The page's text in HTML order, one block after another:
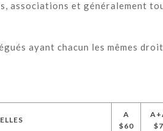
associations et généralement
ayant chacun les mêmes
A
$60